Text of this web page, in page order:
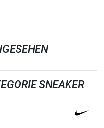
SNEAKER